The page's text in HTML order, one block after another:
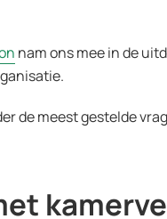
nam ons mee in de
de meest gestelde